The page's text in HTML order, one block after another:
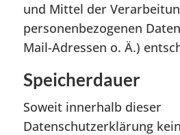
und Mittel der
personenbezogenen
Mail-Adressen o. Ä.)
Speicherdauer
Soweit innerhalb dieser
Datenschutzerklärung